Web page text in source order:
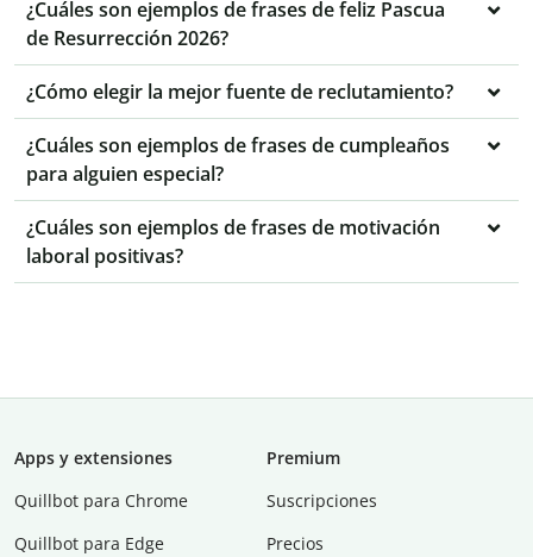
¿Cuáles son ejemplos de frases de feliz Pascua
de Resurrección 2026?
¿Cómo elegir la mejor fuente de reclutamiento?
¿Cuáles son ejemplos de frases de cumpleaños
para alguien especial?
¿Cuáles son ejemplos de frases de motivación
laboral positivas?
Apps y extensiones
Quillbot para Chrome
Quillbot para Edge
Premium
Suscripciones
Precios